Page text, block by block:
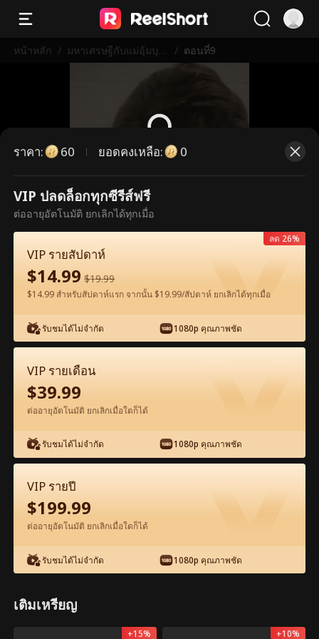
หน้าหลัก / มหาเศรษฐีกับแม่อุ้มบุญ
/ ตอนที่9
ตอนนี้เป็นตอนพรีเมียม กรุณาปลดล็อก
เพื่อรับชม
ตอน9-ภาพยนตร์ มหาเศรษฐีกับแม่อุ้มบุญ
เวอร์จิ้น เต็มเรื่อง ภาพยนตร์เต็มเรื่อง
0-49 50-64
9 10 11
2.6k
สิทธิพิเศษในแอป: ปลดล็อกดูฟรี
ราคา: 60 ยอดคงเหลือ: 0
VIP ปลดล็อกทุกซีรีส์ฟรี
ต่ออายุอัตโนมัติ ยกเลิกได้ทุกเมื่อ
VIP รายสัปดาห์
$14.99 $19.99
$14.99 สำหรับสัปดาห์แรก จากนั้น $19.99/สัปดาห์ ยกเลิกได้ทุกเมื่อ
รับชมได้ไม่จำกัด 1080p คุณภาพชัด
ลด 26%
VIP รายเดือน
$39.99
ต่ออายุอัตโนมัติ ยกเลิกเมื่อใดก็ได้
รับชมได้ไม่จำกัด 1080p คุณภาพชัด
VIP รายปี
$199.99
ต่ออายุอัตโนมัติ ยกเลิกเมื่อใดก็ได้
รับชมได้ไม่จำกัด 1080p คุณภาพชัด
เติมเหรียญ
+15% +10%